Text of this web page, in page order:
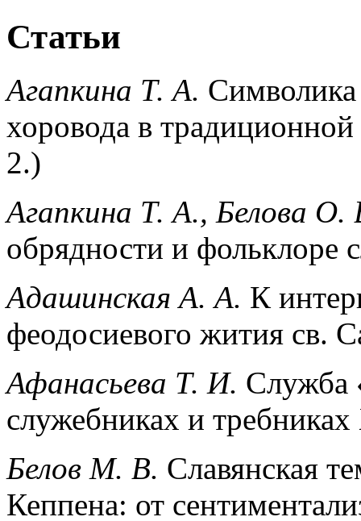
Статьи
Агапкина Т. А.
хоровода в
2.)
Агапкина Т. А., Белова О.
обрядности и
Адашинская А. А. К
феодосиевого жития св.
Афанасьева Т. И. Служба
служебниках и
Белов М. В. Славянская
Кеппена: от